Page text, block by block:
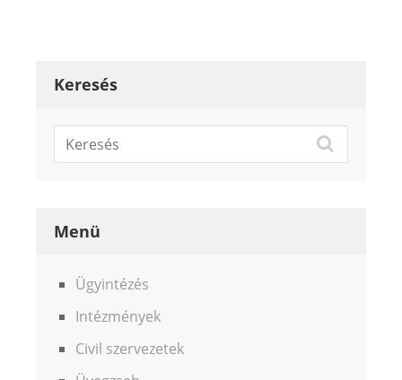
Keresés
Menü
Ügyintézés
Intézmények
Civil szervezetek